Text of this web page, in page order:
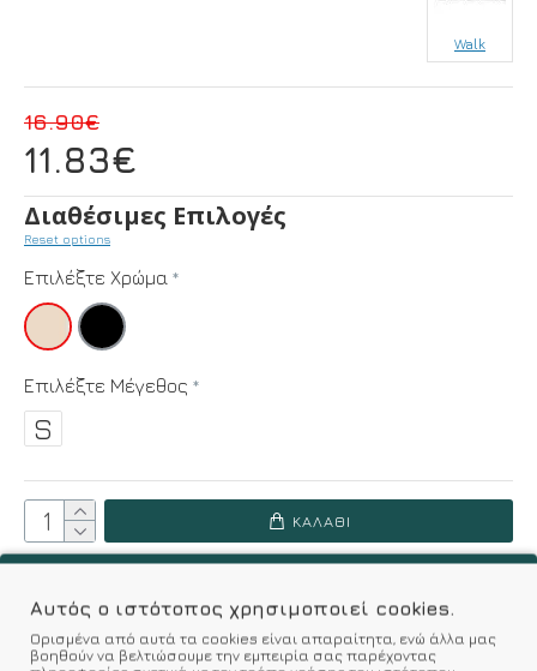
Σύμφωνα με 0 αξιολογήσεις. - Γράψτε μια κριτική
11.83€
16.90€
Walk
Διαθέσιμες Επιλογές
Reset options
Επιλέξτε Χρώμα
Επιλέξτε Μέγεθος
S
ΚΑΛΆΘΙ
Επιθυμητό
Αυτός ο ιστότοπος χρησιμοποιεί cookies.
Ορισμένα από αυτά τα cookies είναι απαραίτητα, ενώ άλλα μας
βοηθούν να βελτιώσουμε την εμπειρία σας παρέχοντας